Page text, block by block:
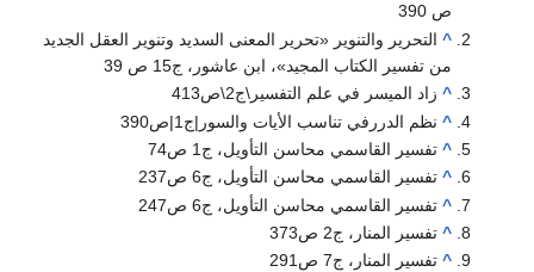
ص 390
^ التحرير والتنوير «تحرير المعنى السديد وتنوير العقل الجديد
من تفسير الكتاب المجيد»، ابن عاشور، ج15 ص 39
^ زاد الميسر في علم التفسير\ج2\ص413
^ نظم الدررفي تناسب الأيات والسور|ج1|ص390
^ تفسير القاسمي محاسن التأويل، ج1 ص74
^ تفسير القاسمي محاسن التأويل، ج6 ص237
^ تفسير القاسمي محاسن التأويل، ج6 ص247
^ تفسير المنار، ج2 ص373
^ تفسير المنار، ج7 ص291